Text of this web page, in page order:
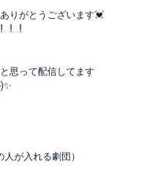
りがとうございます💓
！！
思って配信してます
が入れる劇団）